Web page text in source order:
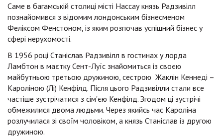
Саме в багамській столиці місті Нассау князь Радзивілл
познайомився з відомим лондонським бізнесменом
Феліксом Фенстоном, із яким розпочав успішний бізнес у
сфері нерухомості.
В 1956 році Станіслав Радзивілл в гостинах у лорда
Ламбтон в маєтку Сент-Луїс знайомиться із своєю
майбутньою третьою дружиною, сестрою Жаклін Кеннеді –
Кароліною (Лі) Кенфілд. Після цього Радзивілли стали все
частіше зустрічатися з сім'єю Кенфілд. Згодом ці зустрічі
обмежилися двома людьми. Через якийсь час Кароліна
розлучилася зі своїм чоловіком, а князь Станіслав із другою
дружиною.